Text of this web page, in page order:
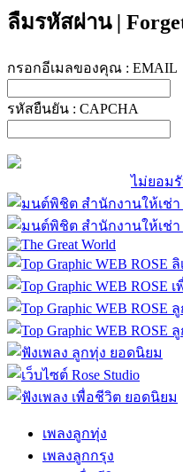
ลืมรหัสผ่าน |
กรอกอีเมลของคุณ : EMAIL
รหัสยืนยัน : CAPCHA
ไม่ยอมรั
เพลงลูกทุ่ง
เพลงลูกกรุง